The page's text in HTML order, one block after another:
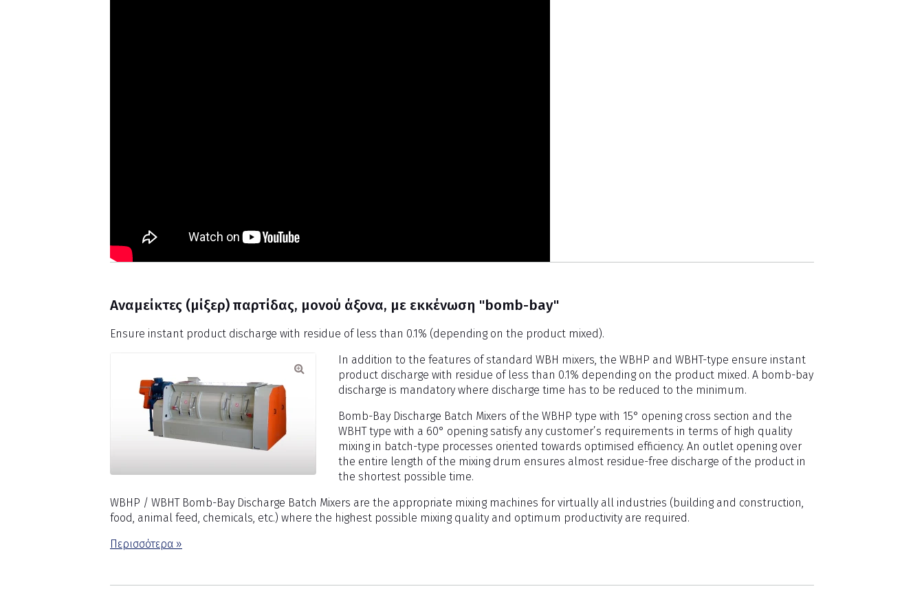
Αναμείκτες (μίξερ) παρτίδας, μονού άξονα, με εκκένωση "bomb-bay"
Ensure instant product discharge with residue of less than 0.1% (depending on the product mixed).
In addition to the features of standard WBH mixers, the WBHP and WBHT-type ensure instant
product discharge with residue of less than 0.1% depending on the product mixed. A bomb-bay
discharge is mandatory where discharge time has to be reduced to the minimum.
Bomb-Bay Discharge Batch Mixers of the WBHP type with 15° opening cross section and the
WBHT type with a 60° opening satisfy any customer’s requirements in terms of high quality
mixing in batch-type processes oriented towards optimised efficiency. An outlet opening over
the entire length of the mixing drum ensures almost residue-free discharge of the product in
the shortest possible time.
WBHP / WBHT Bomb-Bay Discharge Batch Mixers are the appropriate mixing machines for virtually all industries (building and construction,
food, animal feed, chemicals, etc.) where the highest possible mixing quality and optimum productivity are required.
Περισσότερα »